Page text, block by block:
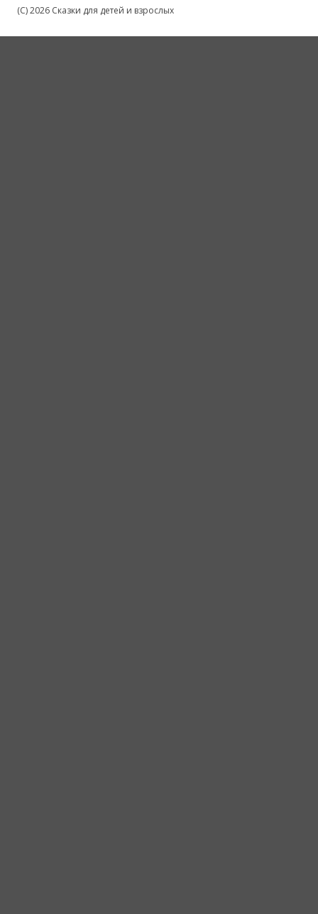
(C) 2026 Сказки для детей и взрослых